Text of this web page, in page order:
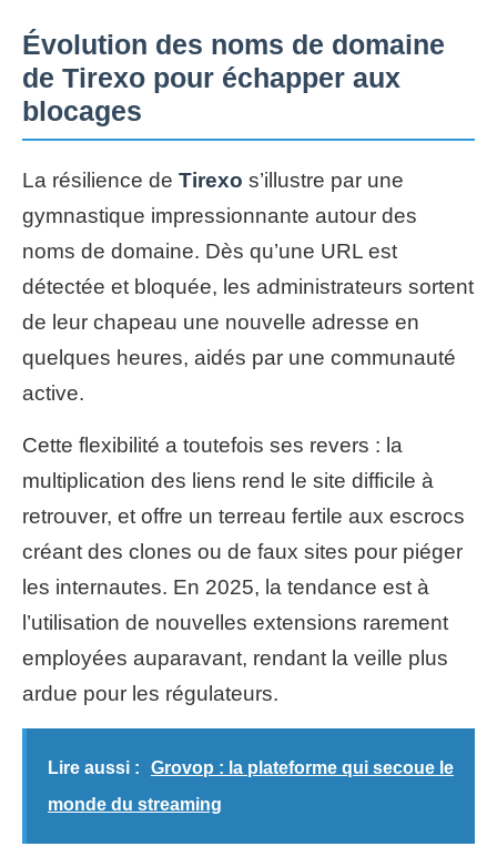
Évolution des noms de domaine
de Tirexo pour échapper aux
blocages
La résilience de Tirexo s’illustre par une
gymnastique impressionnante autour des
noms de domaine. Dès qu’une URL est
détectée et bloquée, les administrateurs sortent
de leur chapeau une nouvelle adresse en
quelques heures, aidés par une communauté
active.
Cette flexibilité a toutefois ses revers : la
multiplication des liens rend le site difficile à
retrouver, et offre un terreau fertile aux escrocs
créant des clones ou de faux sites pour piéger
les internautes. En 2025, la tendance est à
l’utilisation de nouvelles extensions rarement
employées auparavant, rendant la veille plus
ardue pour les régulateurs.
Lire aussi :
Grovop : la plateforme qui secoue le
monde du streaming